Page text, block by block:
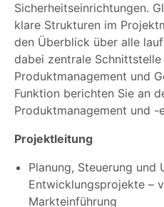
Sicherheitseinrichtungen.
klare Strukturen im
den Überblick über alle
dabei zentrale
Produktmanagement und
Funktion berichten Sie an
Produktmanagement und -
Projektleitung
Planung, Steuerung
Entwicklungsprojekte –
Markteinführung